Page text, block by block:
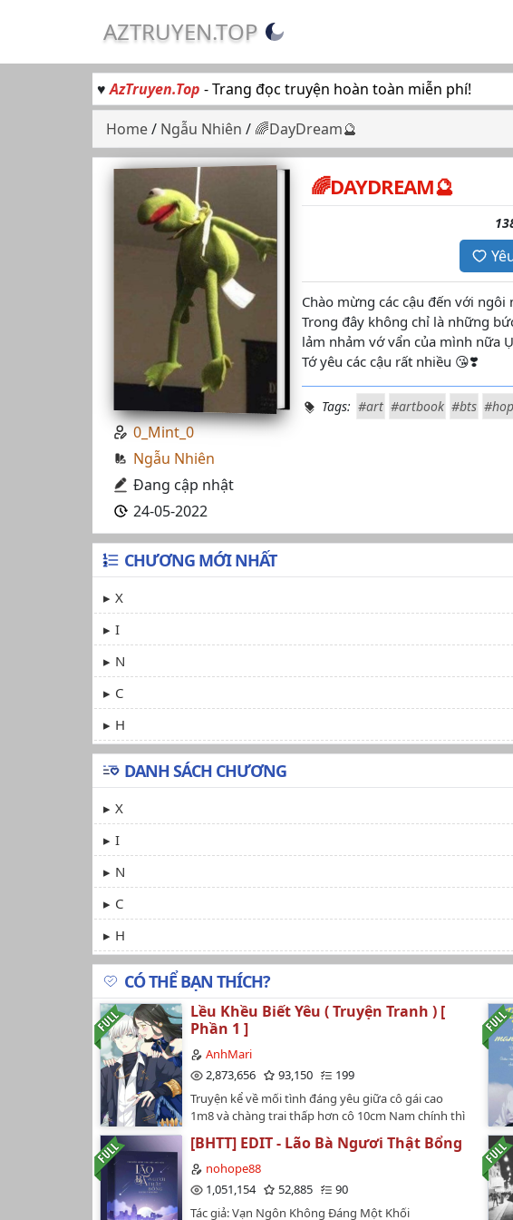
AZTRUYEN.TOP
♥AzTruyen.Top - Trang đọc truyện hoàn toàn miễn phí!
Home/ Ngẫu Nhiên / 🌈DayDream🔮
0_Mint_0
Ngẫu Nhiên
Đang cập nhật
24-05-2022
🌈DAYDREAM🔮
Chào mừng các cậu đến với ngôi
Trong đây không chỉ là những
lảm nhảm vớ vẩn của mình nữa
Tớ yêu các cậu rất nhiều 😘❣️
Tags: #art #artbook #bts
CHƯƠNG MỚI NHẤT
X
I
N
C
H
DANH SÁCH CHƯƠNG
X
I
N
C
H
CÓ THỂ BẠN THÍCH?
Lều Khều Biết Yêu ( Truyện Tranh ) [
Phần 1 ]
AnhMari
2,873,656
93,150
199
Truyện kể về mối tình đáng yêu giữa cô gái cao
1m8 và chàng trai thấp hơn cô 10cm Nam chính thì
chuẩn soái ca còn nữ chính thì ....nhưng hứa hẹn
đây sẽ là một bộ truyện rất hay mọi người cùng
đón xem nhé ❤ #nguồn:shopquatangonline
Dichthuatviettrung- Vote ủng hộ mình nhé !! 💗
[BHTT] EDIT - Lão Bà Ngươi Thật Bổng
nohope88
1,051,154
52,885
90
Tác giả: Vạn Ngôn Không Đáng Một Khối